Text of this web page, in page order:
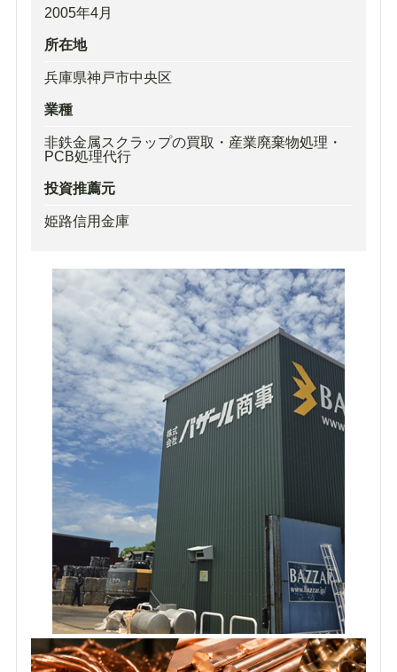
2005年4月
所在地
兵庫県神戸市中央区
業種
非鉄金属スクラップの買取・産業廃棄物処理・
PCB処理代行
投資推薦元
姫路信用金庫